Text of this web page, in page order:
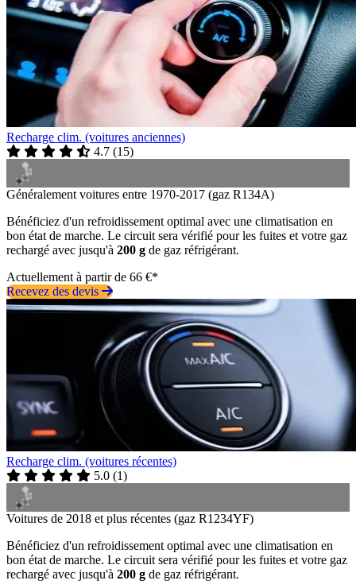
Recharge clim. (voitures anciennes)
4.7 (15)
Généralement voitures entre 1970-2017 (gaz R134A)
Bénéficiez d'un refroidissement optimal avec une climatisation en
bon état de marche. Le circuit sera vérifié pour les fuites et votre gaz
rechargé avec jusqu'à 200 g de gaz réfrigérant.
Actuellement à partir de 66 €*
Recevez des devis
Recharge clim. (voitures récentes)
5.0 (1)
Voitures de 2018 et plus récentes (gaz R1234YF)
Bénéficiez d'un refroidissement optimal avec une climatisation en
bon état de marche. Le circuit sera vérifié pour les fuites et votre gaz
rechargé avec jusqu'à 200 g de gaz réfrigérant.